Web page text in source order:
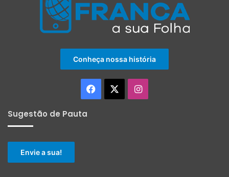
Conheça nossa história
Facebook Instagram
Sugestão de Pauta
Envie a sua!